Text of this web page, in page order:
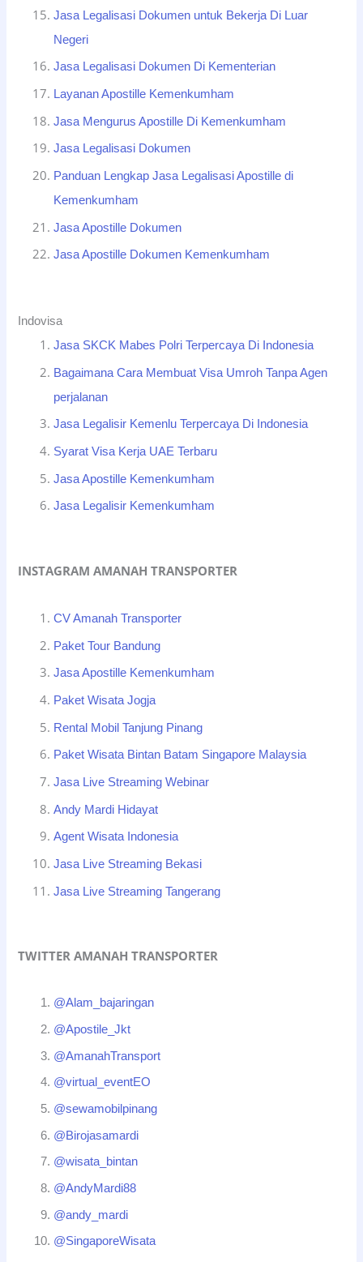
Jasa Legalisasi Dokumen untuk Bekerja Di Luar
Negeri
Jasa Legalisasi Dokumen Di Kementerian
Layanan Apostille Kemenkumham
Jasa Mengurus Apostille Di Kemenkumham
Jasa Legalisasi Dokumen
Panduan Lengkap Jasa Legalisasi Apostille di
Kemenkumham
Jasa Apostille Dokumen
Jasa Apostille Dokumen Kemenkumham
Indovisa
Jasa SKCK Mabes Polri Terpercaya Di Indonesia
Bagaimana Cara Membuat Visa Umroh Tanpa Agen
perjalanan
Jasa Legalisir Kemenlu Terpercaya Di Indonesia
Syarat Visa Kerja UAE Terbaru
Jasa Apostille Kemenkumham
Jasa Legalisir Kemenkumham
INSTAGRAM AMANAH TRANSPORTER
CV Amanah Transporter
Paket Tour Bandung
Jasa Apostille Kemenkumham
Paket Wisata Jogja
Rental Mobil Tanjung Pinang
Paket Wisata Bintan Batam Singapore Malaysia
Jasa Live Streaming Webinar
Andy Mardi Hidayat
Agent Wisata Indonesia
Jasa Live Streaming Bekasi
Jasa Live Streaming Tangerang
TWITTER AMANAH TRANSPORTER
@Alam_bajaringan
@Apostile_Jkt
@AmanahTransport
@virtual_eventEO
@sewamobilpinang
@Birojasamardi
@wisata_bintan
@AndyMardi88
@andy_mardi
@SingaporeWisata